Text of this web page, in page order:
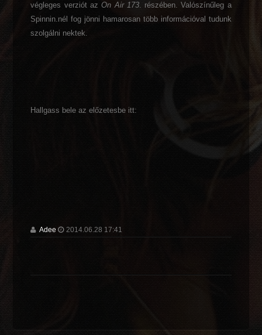
végleges verziót azOn Air 173. részében. Valószínűleg a
Spinnin.nél fog jönni hamarosan több információval tudunk
szolgálni nektek.
Hallgass bele az előzetesbe itt:
Adee 2014.06.28 17:41